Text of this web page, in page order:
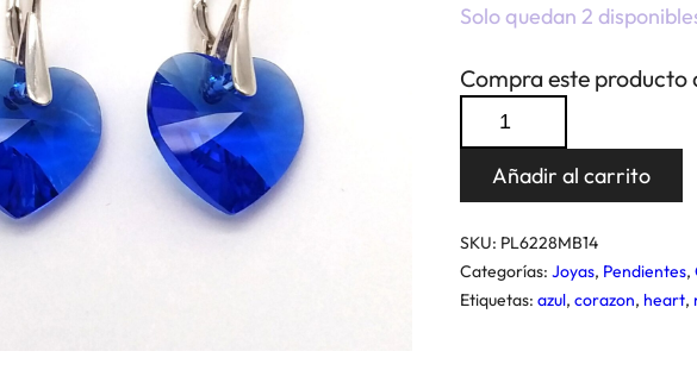
Solo quedan 2
Compra este
Pendientes
Corazon
Majestic
cantidad
Añadir al carrito
SKU: PL6228MB14
Categorías:Joyas, Pendientes,
Etiquetas:azul,corazon, heart,